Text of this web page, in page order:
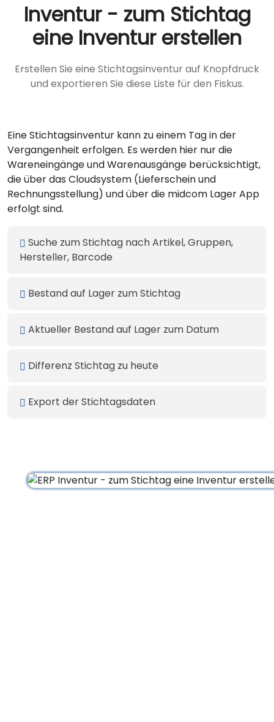
Inventur - zum Stichtag
eine Inventur erstellen
Erstellen Sie eine Stichtagsinventur auf Knopfdruck
und exportieren Sie diese Liste für den Fiskus.
Eine Stichtagsinventur kann zu einem Tag in der
Vergangenheit erfolgen. Es werden hier nur die
Wareneingänge und Warenausgänge berücksichtigt,
die über das Cloudsystem (Lieferschein und
Rechnungsstellung) und über die midcom Lager App
erfolgt sind.
Suche zum Stichtag nach Artikel, Gruppen,
Hersteller, Barcode
Bestand auf Lager zum Stichtag
Aktueller Bestand auf Lager zum Datum
Differenz Stichtag zu heute
Export der Stichtagsdaten